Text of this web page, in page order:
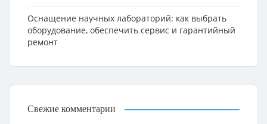
Оснащение научных лабораторий: как выбрать
оборудование, обеспечить сервис и гарантийный
ремонт
Свежие комментарии